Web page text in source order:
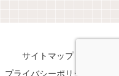
サイトマップ
プライバシーポリシー